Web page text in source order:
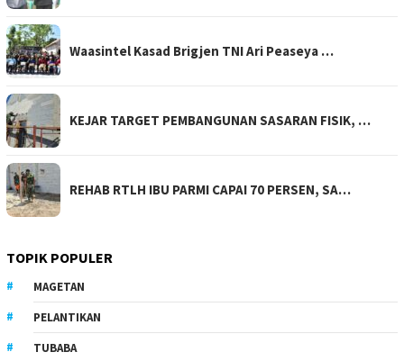
Waasintel Kasad Brigjen TNI Ari Peaseya …
KEJAR TARGET PEMBANGUNAN SASARAN FISIK, …
REHAB RTLH IBU PARMI CAPAI 70 PERSEN, SA…
TOPIK POPULER
MAGETAN
PELANTIKAN
TUBABA